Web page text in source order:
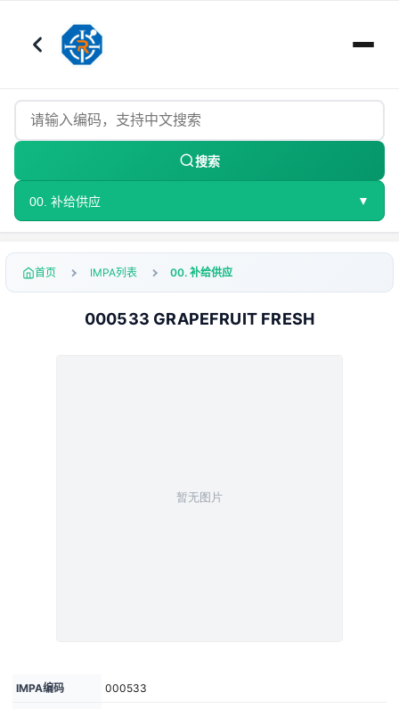
搜索
00. 补给供应 ▼
首页 IMPA列表 00. 补给供应
000533 GRAPEFRUIT FRESH
IMPA编码 000533